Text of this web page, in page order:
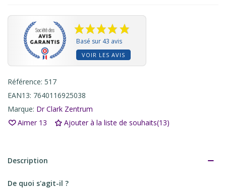
Basé sur 43 avis
VOIR LES AVIS
Référence: 517
EAN13: 7640116925038
Marque: Dr Clark Zentrum
Aimer 13 Ajouter à la liste de souhaits(13)
Description
De quoi s'agit-il ?